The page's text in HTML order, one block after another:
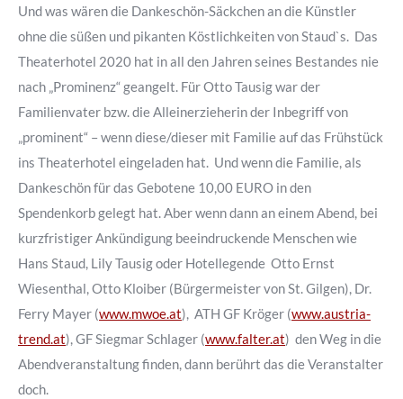
Und was wären die Dankeschön-Säckchen an die Künstler
ohne die süßen und pikanten Köstlichkeiten von Staud`s. Das
Theaterhotel 2020 hat in all den Jahren seines Bestandes nie
nach „Prominenz“ geangelt. Für Otto Tausig war der
Familienvater bzw. die Alleinerzieherin der Inbegriff von
„prominent“ – wenn diese/dieser mit Familie auf das Frühstück
ins Theaterhotel eingeladen hat. Und wenn die Familie, als
Dankeschön für das Gebotene 10,00 EURO in den
Spendenkorb gelegt hat. Aber wenn dann an einem Abend, bei
kurzfristiger Ankündigung beeindruckende Menschen wie
Hans Staud, Lily Tausig oder Hotellegende Otto Ernst
Wiesenthal, Otto Kloiber (Bürgermeister von St. Gilgen), Dr.
Ferry Mayer (www.mwoe.at), ATH GF Kröger (www.austria-
trend.at), GF Siegmar Schlager (www.falter.at) den Weg in die
Abendveranstaltung finden, dann berührt das die Veranstalter
doch.